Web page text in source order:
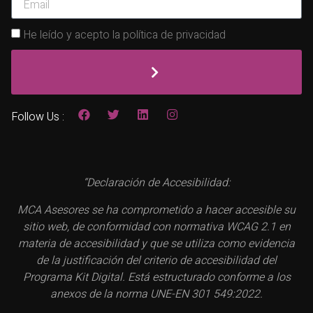
He leído y acepto la política de privacidad
Follow Us :
“Declaración de Accesibilidad:
MCA Asesores se ha comprometido a hacer accesible su
sitio web, de conformidad con normativa WCAG 2.1 en
materia de accesibilidad y que se utiliza como evidencia
de la justificación del criterio de accesibilidad del
Programa Kit Digital. Está estructurado conforme a los
anexos de la norma UNE-EN 301 549:2022.